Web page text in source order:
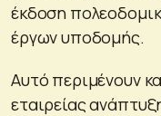
έκδοση
έργων υποδομής.
Αυτό περιμένουν
εταιρείας